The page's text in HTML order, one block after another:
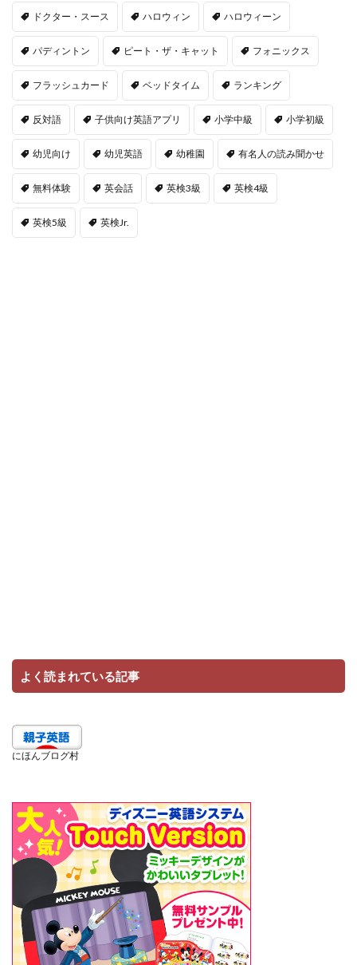
ドクター・スース ハロウィン ハロウィーン
パディントン ピート・ザ・キャット フォニックス
フラッシュカード ベッドタイム ランキング
反対語 子供向け英語アプリ 小学中級 小学初級
幼児向け 幼児英語 幼稚園 有名人の読み聞かせ
無料体験 英会話 英検3級 英検4級
英検5級 英検Jr.
よく読まれている記事
にほんブログ村